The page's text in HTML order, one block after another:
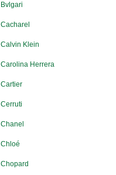
Bvlgari
Cacharel
Calvin Klein
Carolina Herrera
Cartier
Cerruti
Chanel
Chloé
Chopard